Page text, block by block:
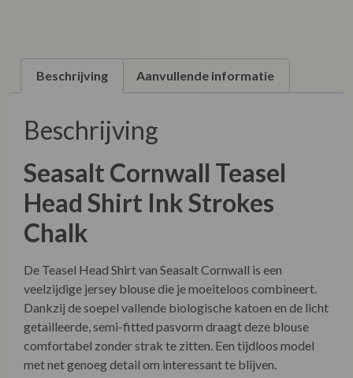
Beschrijving Aanvullende informatie
Beschrijving
Seasalt Cornwall Teasel
Head Shirt Ink Strokes
Chalk
De Teasel Head Shirt van Seasalt Cornwall is een
veelzijdige jersey blouse die je moeiteloos combineert.
Dankzij de soepel vallende biologische katoen en de licht
getailleerde, semi-fitted pasvorm draagt deze blouse
comfortabel zonder strak te zitten. Een tijdloos model
met net genoeg detail om interessant te blijven.